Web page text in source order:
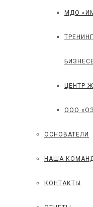
МДО
ЦЕНТР
ООО
ОСНОВАТЕЛИ
НАША
КОНТАКТЫ